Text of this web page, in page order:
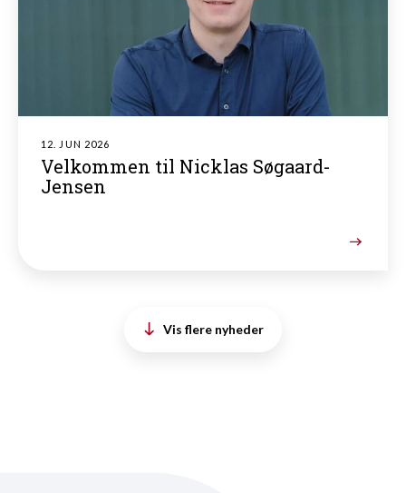
12. JUN 2026
Velkommen til Nicklas Søgaard-
Jensen
Vis flere nyheder